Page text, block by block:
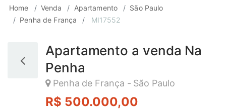
Apartamento para
Home Venda Apartamento
São Paulo
Penha de França
MI17552
Apartamento a venda Na
Penha
Penha de França - São Paulo
R$ 500.000,00